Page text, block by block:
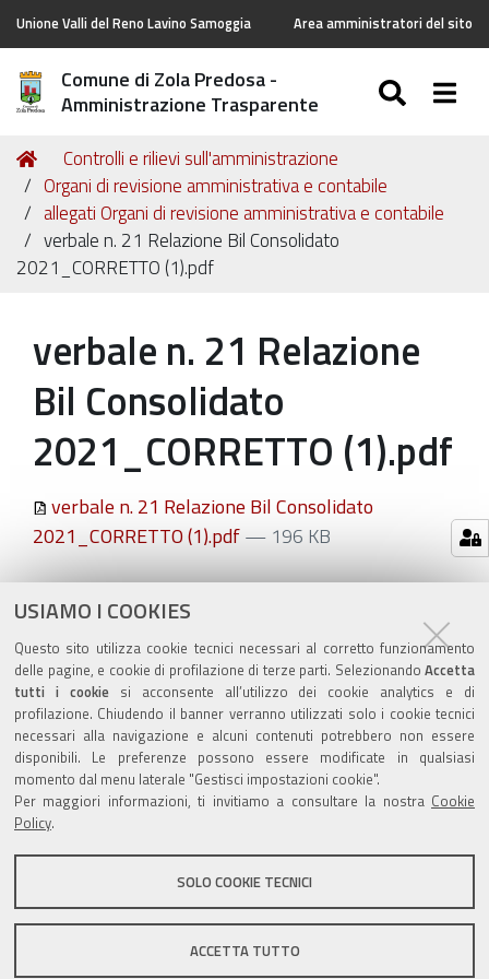
USIAMO I COOKIES
Questo sito utilizza cookie tecnici necessari al corretto funzionamento
delle pagine, e cookie di profilazione di terze parti. Selezionando Accetta
tutti i cookiesi acconsente all’utilizzo dei cookie analytics e di
profilazione. Chiudendo il banner verranno utilizzati solo i cookie tecnici
necessari alla navigazione e alcuni contenuti potrebbero non essere
disponibili. Le preferenze possono essere modificate in qualsiasi
momento dal menu laterale "Gestisci impostazioni cookie".
Per maggiori informazioni, ti invitiamo a consultare la nostra Cookie
Policy.
SOLO COOKIE TECNICI
ACCETTA TUTTO
Unione Valli del Reno Lavino Samoggia Area amministratori del sito
Comune di Zola Predosa -
Amministrazione Trasparente
Tu
sei
qui:
Home
Controlli e rilievi sull'amministrazione
Organi di revisione amministrativa e contabile
allegati Organi di revisione amministrativa e contabile
verbale n. 21 Relazione Bil Consolidato
2021_CORRETTO (1).pdf
verbale n. 21 Relazione
Bil Consolidato
2021_CORRETTO (1).pdf
verbale n. 21 Relazione Bil Consolidato
2021_CORRETTO (1).pdf— 196 KB
Azioni
sul
documento
ultima modifica 07/11/2022
Valuta questo sito
Sito istituzionale Comune di Zola Predosa